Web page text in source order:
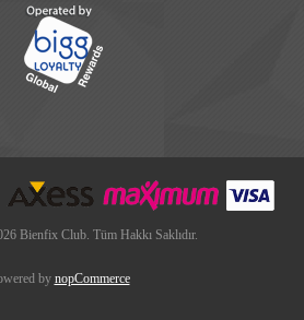
Bienfix Club. Tüm Hakkı Saklıdır.
by nopCommerce